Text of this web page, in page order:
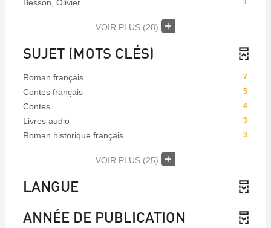
1
Besson, Olivier
VOIR PLUS (28)
SUJET (MOTS CLÉS)
7
Roman français
5
Contes français
4
Contes
3
Livres audio
3
Roman historique français
VOIR PLUS (25)
LANGUE
ANNÉE DE PUBLICATION